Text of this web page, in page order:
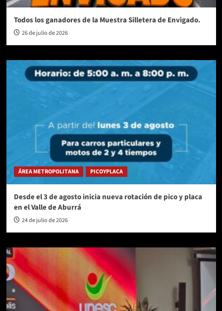
Todos los ganadores de la Muestra Silletera de Envigado.
26 de julio de 2026
ÁREA METROPOLITANA PICOYPLACA
Desde el 3 de agosto inicia nueva rotación de pico y placa
en el Valle de Aburrá
24 de julio de 2026